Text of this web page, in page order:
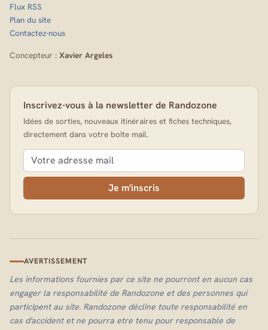
Flux RSS
Plan du site
Contactez-nous
Concepteur : Xavier Argeles
Inscrivez-vous à la newsletter de Randozone
Idées de sorties, nouveaux itinéraires et fiches techniques,
directement dans votre boîte mail.
Je m'inscris
AVERTISSEMENT
Les informations fournies par ce site ne pourront en aucun cas
engager la responsabilité de Randozone et des personnes qui
participent au site. Randozone décline toute responsabilité en
cas d'accident et ne pourra etre tenu pour responsable de